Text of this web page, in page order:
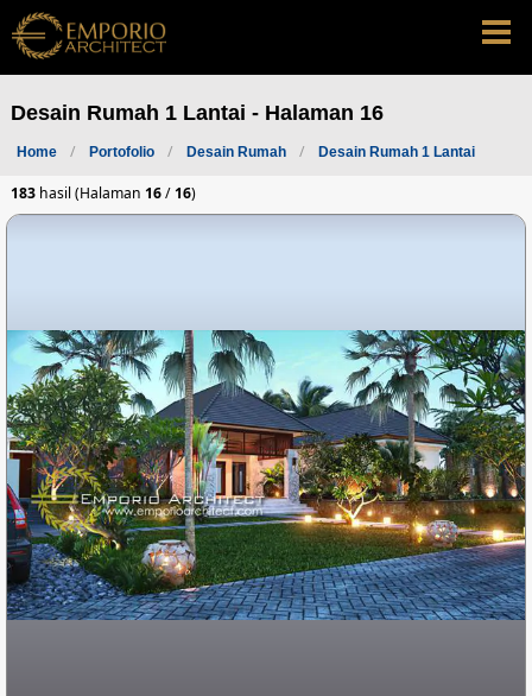
Desain Rumah 1 Lantai - Halaman 16
Home Portofolio Desain Rumah Desain Rumah 1 Lantai
183 hasil (Halaman 16/ 16)